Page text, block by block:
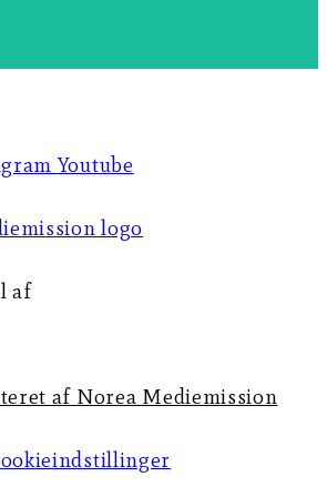
Youtube
af
af Norea Mediemission​​